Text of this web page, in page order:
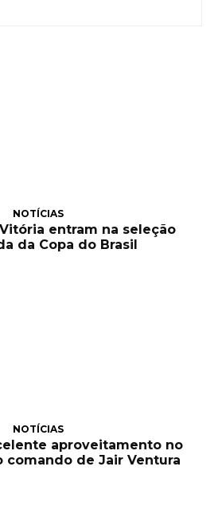
NOTÍCIAS
entram na seleção
da Copa do Brasil
NOTÍCIAS
aproveitamento no
comando de Jair Ventura